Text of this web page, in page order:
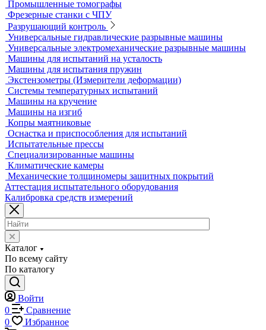
Комлектующие для КИМ
Лазерные маркировщики
Оборудование для контроля геометрии
3D-сканеры
Аксессуары для метрологического оборудования
Видеоизмерительные машины
Координатно-измерительные машины
Лазерные трекеры
Мультисенсорные и видеоизмерительные машины
Оптические измерительные машины
Приборы для измерения профиля и формы
Промышленные томографы
Фрезерные станки с ЧПУ
Разрушающий контроль
Универсальные гидравлические разрывные машины
Универсальные электромеханические разрывные машины
Машины для испытаний на усталость
Машины для испытания пружин
Экстензометры (Измерители деформации)
Системы температурных испытаний
Машины на кручение
Машины на изгиб
Копры маятниковые
Оснастка и приспособления для испытаний
Испытательные прессы
Специализированные машины
Климатические камеры
Механические толщиномеры защитных покрытий
Аттестация испытательного оборудования
Калибровка средств измерений